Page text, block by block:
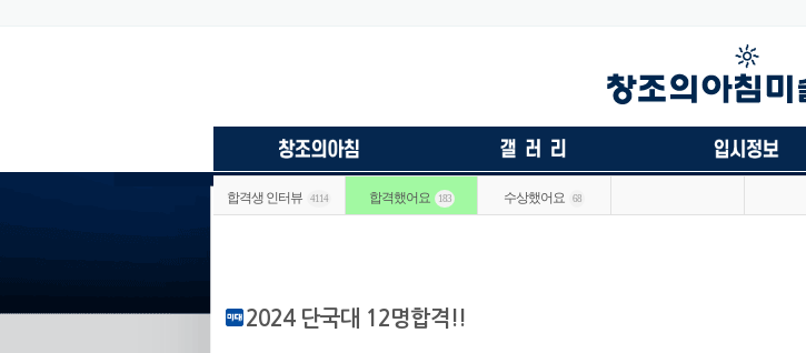
합격생 인터뷰 4114 합격했어요 183 수상했어요 68
2024 단국대 12명합격!!